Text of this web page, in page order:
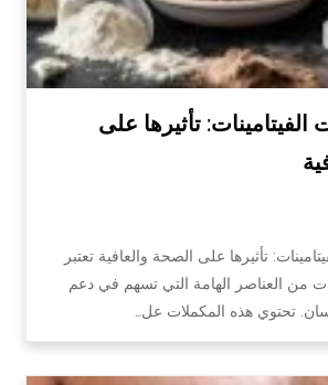
الفيتامينات: تأثيرها على
تأثيرها على الصحة والعافية تعتبر
من العناصر الهامة التي تسهم في دعم
تحتوي هذه المكملات عل…